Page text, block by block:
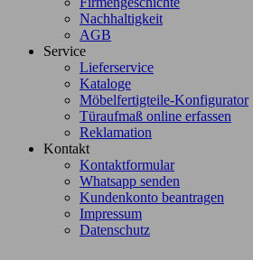
Nachhaltigkeit
AGB
Service
Lieferservice
Kataloge
Möbelfertigteile-Konfigurator
Türaufmaß online erfassen
Reklamation
Kontakt
Kontaktformular
Whatsapp senden
Kundenkonto beantragen
Impressum
Datenschutz